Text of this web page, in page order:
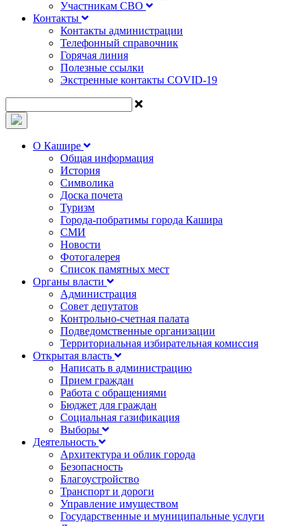
Участникам СВО
Контакты
Контакты администрации
Телефонный справочник
Горячая линия
Полезные ссылки
Экстренные контакты COVID-19
О Кашире
Общая информация
История
Символика
Доска почета
Туризм
Города-побратимы города Кашира
СМИ
Новости
Фотогалерея
Список памятных мест
Органы власти
Администрация
Совет депутатов
Контрольно-счетная палата
Подведомственные организации
Территориальная избирательная комиссия
Открытая власть
Написать в администрацию
Прием граждан
Работа с обращениями
Бюджет для граждан
Социальная газификация
Выборы
Деятельность
Архитектура и облик города
Безопасность
Благоустройство
Транспорт и дороги
Управление имуществом
Государственные и муниципальные услуги